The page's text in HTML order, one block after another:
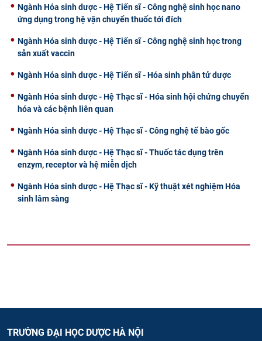
Ngành Hóa sinh dược - Hệ Tiến sĩ - Công nghệ sinh học nano
ứng dụng trong hệ vận chuyển thuốc tới đích
Ngành Hóa sinh dược - Hệ Tiến sĩ - Công nghệ sinh học trong
sản xuất vaccin
Ngành Hóa sinh dược - Hệ Tiến sĩ - Hóa sinh phân tử dược
Ngành Hóa sinh dược - Hệ Thạc sĩ - Hóa sinh hội chứng chuyển
hóa và các bệnh liên quan
Ngành Hóa sinh dược - Hệ Thạc sĩ - Công nghệ tế bào gốc
Ngành Hóa sinh dược - Hệ Thạc sĩ - Thuốc tác dụng trên
enzym, receptor và hệ miễn dịch
Ngành Hóa sinh dược - Hệ Thạc sĩ - Kỹ thuật xét nghiệm Hóa
sinh lâm sàng
TRƯỜNG ĐẠI HỌC DƯỢC HÀ NỘI